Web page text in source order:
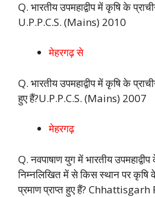
Q. भारतीय उपमहाद्वीप में कृषि के
U.P.P.C.S. (Mains) 2010
मेहरगढ़ से
Q. भारतीय उपमहाद्वीप में कृषि के
हुए हैं?U.P.P.C.S. (Mains) 2007
मेहरगढ़
Q. नवपाषाण युग में भारतीय
निम्नलिखित में से किस स्थान पर
प्रमाण प्राप्त हुए हैं?